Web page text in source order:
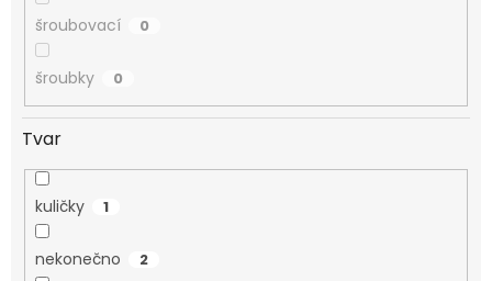
šroubovací 0
šroubky 0
Tvar
kuličky 1
nekonečno 2